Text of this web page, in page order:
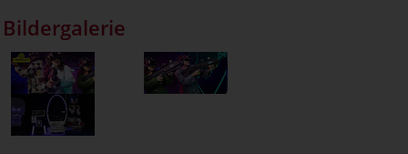
Bildergalerie